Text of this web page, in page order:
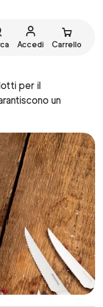
Accedi Carrello
per il
un